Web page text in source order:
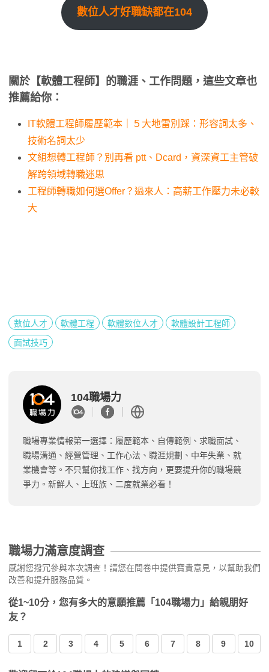
數位人才好職缺都在104
關於【軟體工程師】的職涯、工作問題，這些文章也
推薦給你：
IT軟體工程師履歷範本｜５大地雷別踩：形容詞太多、
技術名詞太少
文組想轉工程師？別再看 ptt、Dcard，資深資工主管破
解跨領域轉職迷思
工程師轉職如何選Offer？過來人：高薪工作壓力未必較
大
數位人才 軟體工程 軟體數位人才
軟體設計工程師
面試技巧
104職場力
職場專業情報第一選擇：履歷範本、自傳範例、求職面試、
職場溝通、經營管理、工作心法、職涯規劃、中年失業、就
業機會等。不只幫你找工作、找方向，更要提升你的職場競
爭力。新鮮人、上班族、二度就業必看！
職場力滿意度調查
感謝您撥冗參與本次調查！請您在問卷中提供寶貴意見，以幫助我們
改善和提升服務品質。
從1~10分，您有多大的意願推薦「104職場力」給親朋好
友？
1 2 3 4 5 6 7 8 9 10